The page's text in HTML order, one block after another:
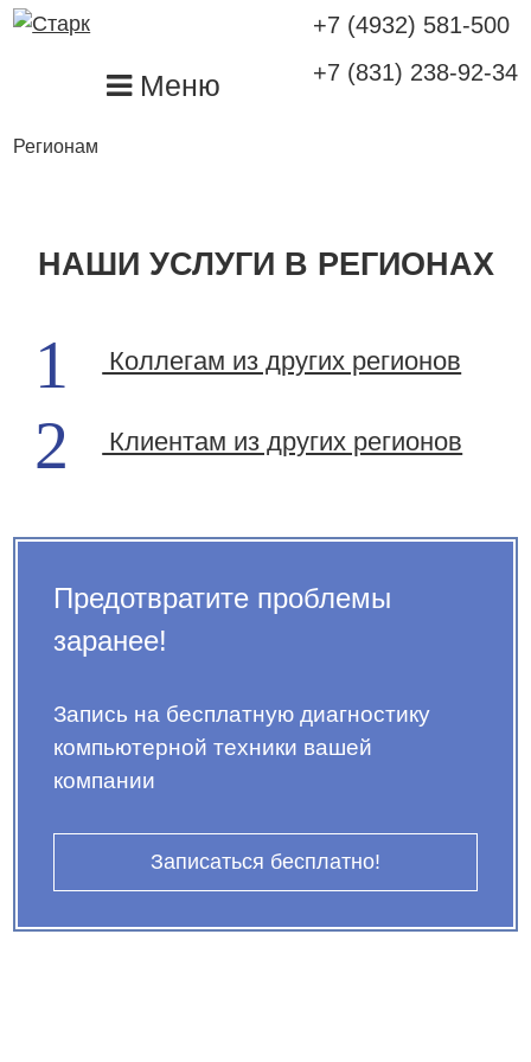
+7 (4932) 581-500
+7 (831) 238-92-34
Меню
Регионам
НАШИ УСЛУГИ В РЕГИОНАХ
1 Коллегам из других регионов
2 Клиентам из других регионов
Предотвратите проблемы
заранее!
Запись на бесплатную диагностику
компьютерной техники вашей
компании
Записаться бесплатно!